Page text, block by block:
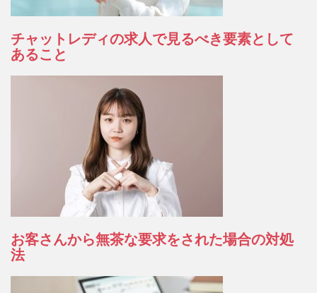
チャットレディの求人で見るべき要素として
あること
お客さんから無茶な要求をされた場合の対処
法